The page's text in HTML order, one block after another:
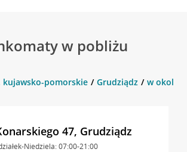
w pobliżu
kujawsko-pomorskie Grudziądz w okolicy
47, Grudziądz
Niedziela: 07:00-21:00